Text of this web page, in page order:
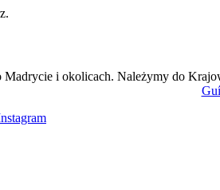
Madrycie i okolicach. Należymy do